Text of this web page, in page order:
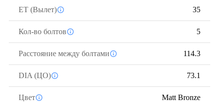
ЕТ (Вылет) 35
Кол-во болтов 5
Расстояние между болтами 114.3
DIA (ЦО) 73.1
Цвет Matt Bronze